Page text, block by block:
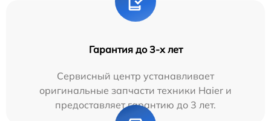
Гарантия до 3-х лет
Сервисный центр устанавливает
оригинальные запчасти техники Haier и
предоставляет гарантию до 3 лет.